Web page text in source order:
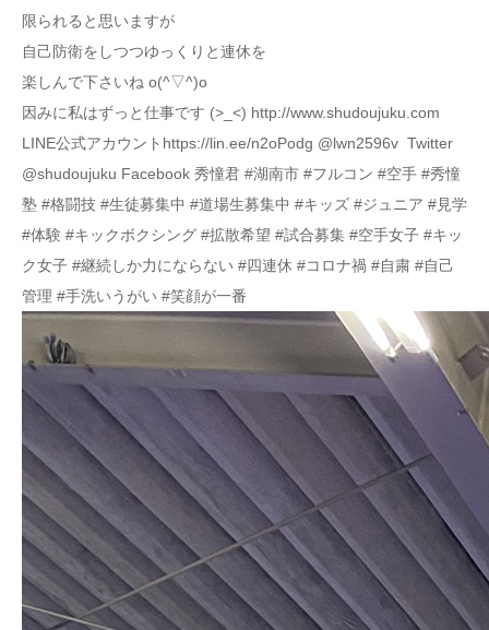
限られると思いますが
自己防衛をしつつゆっくりと連休を
楽しんで下さいね o(^▽^)o
因みに私はずっと仕事です (>_<) http://www.shudoujuku.com
LINE公式アカウントhttps://lin.ee/n2oPodg @lwn2596v Twitter
@shudoujuku Facebook 秀憧君 #湖南市 #フルコン #空手 #秀憧
塾 #格闘技 #生徒募集中 #道場生募集中 #キッズ #ジュニア #見学
#体験 #キックボクシング #拡散希望 #試合募集 #空手女子 #キッ
ク女子 #継続しか力にならない #四連休 #コロナ禍 #自粛 #自己
管理 #手洗いうがい #笑顔が一番